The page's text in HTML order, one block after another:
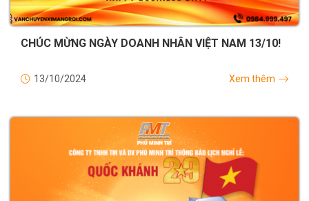
CHÚC MỪNG NGÀY DOANH NHÂN VIỆT NAM 13/10!
13/10/2024 Xem thêm